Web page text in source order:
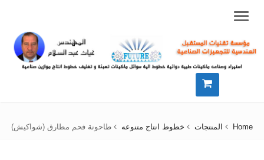
Menu
Home المنتجات خطوط انتاج متنوعه طاحونة فحم مطارق (شواكيش)